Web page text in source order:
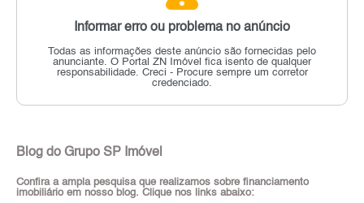
Informar erro ou problema no anúncio
Todas as informações deste anúncio são fornecidas pelo
anunciante. O Portal ZN Imóvel fica isento de qualquer
responsabilidade. Creci - Procure sempre um corretor
credenciado.
Blog do Grupo SP Imóvel
Confira a ampla pesquisa que realizamos sobre financiamento
imobiliário em nosso blog. Clique nos links abaixo: